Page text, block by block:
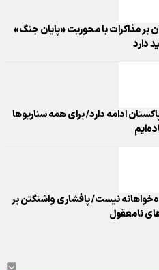
بر مذاکرات با محوریت «پایان جنگ»
دارد
ادامه دارد/ برای همه سناریوها
نیست/ پافشاری واشنگتن بر
نامعقول